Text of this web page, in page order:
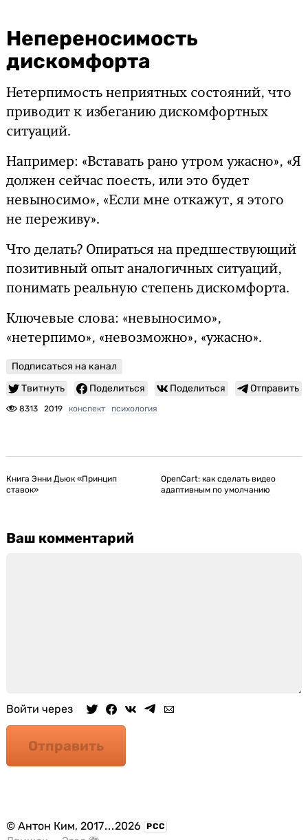
Непереносимость
дискомфорта
Нетерпимость неприятных состояний, что
приводит к избеганию дискомфортных
ситуаций.
Например: «Вставать рано утром ужасно», «Я
должен сейчас поесть, или это будет
невыносимо», «Если мне откажут, я этого
не переживу».
Что делать? Опираться на предшествующий
позитивный опыт аналогичных ситуаций,
понимать реальную степень дискомфорта.
Ключевые слова: «невыносимо»,
«нетерпимо», «невозможно», «ужасно».
Подписаться на канал
Твитнуть
Поделиться Поделиться Отправить
8313 2019 конспект психология
Книга Энни Дьюк «Принцип
ставок»
OpenCart: как сделать видео
адаптивным по умолчанию
Ваш комментарий
Войти через
Отправить
© Антон Ким, 2017...2026 РСС